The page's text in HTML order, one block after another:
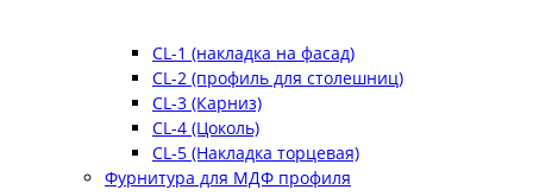
CL-1 (накладка на фасад)
CL-2 (профиль для столешниц)
CL-3 (Карниз)
CL-4 (Цоколь)
CL-5 (Накладка торцевая)
Фурнитура для МДФ профиля